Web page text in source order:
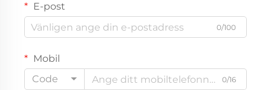
E-post
0/100
Mobil
Code
0/16